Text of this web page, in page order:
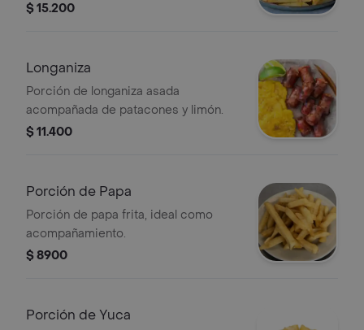
$ 15.200
Longaniza
Porción de longaniza asada
acompañada de patacones y limón.
$ 11.400
Porción de Papa
Porción de papa frita, ideal como
acompañamiento.
$ 8900
Porción de Yuca